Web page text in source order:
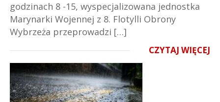
godzinach 8 -15, wyspecjalizowana jednostka
Marynarki Wojennej z 8. Flotylli Obrony
Wybrzeża przeprowadzi […]
CZYTAJ WIĘCEJ